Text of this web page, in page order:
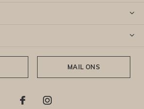
MAIL ONS